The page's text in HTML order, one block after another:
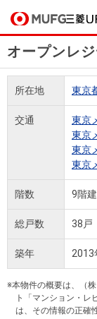
買いた
中
売りた
無
料
査
定
店舗案
店舗のご
案内（首
都圏）
会社情
ごあいさ
つ
経営ビジ
ョン
採用情
新卒採用
情報
買いたい
売りたい
採用情報
法人のお客さま
提携企業にお勤
オープンレ
所在地 東京
交通 東京
東京
東京
東京
階数 9階建
総戸数 38戸
築年 2013
※本物件の概要は、（
ト「マンション・レ
は、その情報の正確